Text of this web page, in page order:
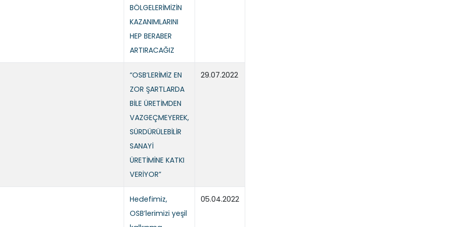
BÖLGELERİMİZİN
KAZANIMLARINI
HEP BERABER
ARTIRACAĞIZ
“OSB’LERİMİZ EN
ZOR ŞARTLARDA
BİLE ÜRETİMDEN
VAZGEÇMEYEREK,
SÜRDÜRÜLEBİLİR
SANAYİ
ÜRETİMİNE KATKI
VERİYOR”
29.07.2022
Hedefimiz,
OSB’lerimizi yeşil
05.04.2022